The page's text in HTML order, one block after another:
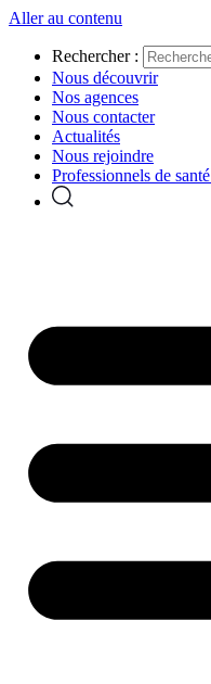
Aller au contenu
Rechercher :
Nous découvrir
Nos agences
Nous contacter
Actualités
Nous rejoindre
Professionnels de santé